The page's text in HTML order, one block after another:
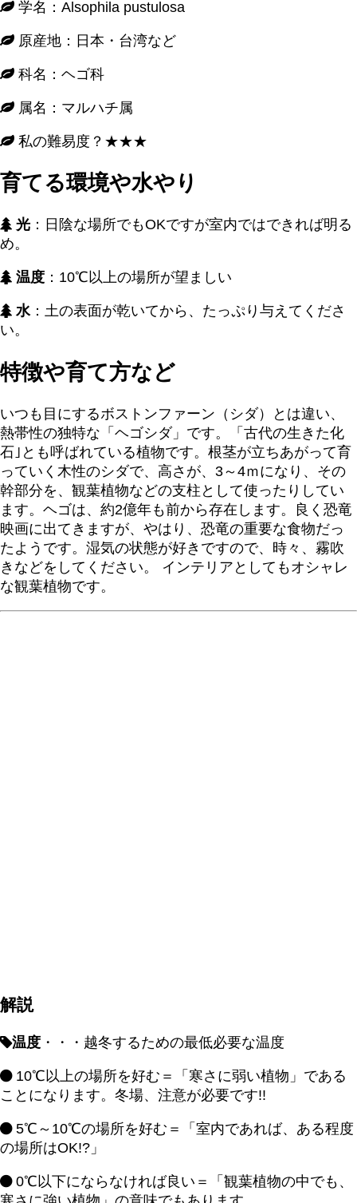
学名：Alsophila pustulosa
原産地：日本・台湾など
科名：ヘゴ科
属名：マルハチ属
私の難易度？★★★
育てる環境や水やり
光 ：日陰な場所でもOKですが室内ではできれば明る
め。
温度 ：10℃以上の場所が望ましい
水：土の表面が乾いてから、たっぷり与えてくださ
い。
特徴や育て方など
いつも目にするボストンファーン（シダ）とは違い、
熱帯性の独特な「ヘゴシダ」です。「古代の生きた化
石｣とも呼ばれている植物です。根茎が立ちあがって育
っていく木性のシダで、高さが、3～4ｍになり、その
幹部分を、観葉植物などの支柱として使ったりしてい
ます。ヘゴは、約2億年も前から存在します。良く恐竜
映画に出てきますが、やはり、恐竜の重要な食物だっ
たようです。湿気の状態が好きですので、時々、霧吹
きなどをしてください。 インテリアとしてもオシャレ
な観葉植物です。
解説
温度 ・・・越冬するための最低必要な温度
10℃以上の場所を好む＝「寒さに弱い植物」である
ことになります。冬場、注意が必要です!!
5℃～10℃の場所を好む＝「室内であれば、ある程度
の場所はOK!?」
0℃以下にならなければ良い＝「観葉植物の中でも、